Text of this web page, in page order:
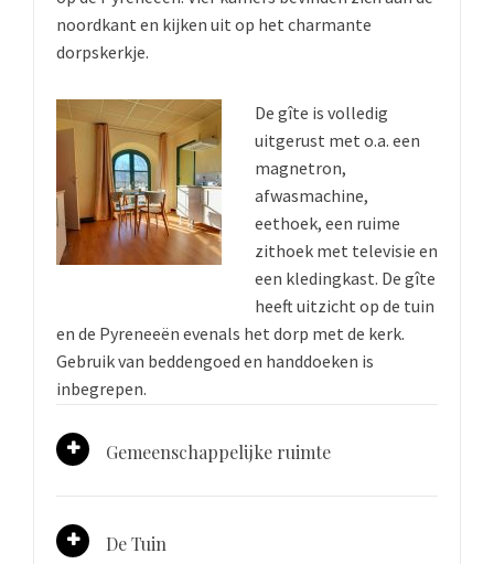
noordkant en kijken uit op het charmante
dorpskerkje.
De gîte is volledig
uitgerust met o.a. een
magnetron,
afwasmachine,
eethoek, een ruime
zithoek met televisie en
een kledingkast. De gîte
heeft uitzicht op de tuin
en de Pyreneeën evenals het dorp met de kerk.
Gebruik van beddengoed en handdoeken is
inbegrepen.
Gemeenschappelijke ruimte
De Tuin